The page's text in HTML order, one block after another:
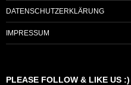
DATENSCHUTZERKLÄRUNG
IMPRESSUM
PLEASE FOLLOW & LIKE US :)